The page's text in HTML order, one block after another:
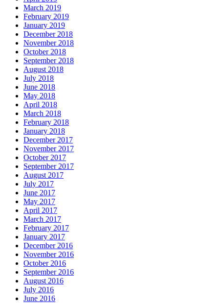
March 2019
February 2019
January 2019
December 2018
November 2018
October 2018
September 2018
August 2018
July 2018
June 2018
May 2018
April 2018
March 2018
February 2018
January 2018
December 2017
November 2017
October 2017
September 2017
August 2017
July 2017
June 2017
May 2017
April 2017
March 2017
February 2017
January 2017
December 2016
November 2016
October 2016
September 2016
August 2016
July 2016
June 2016